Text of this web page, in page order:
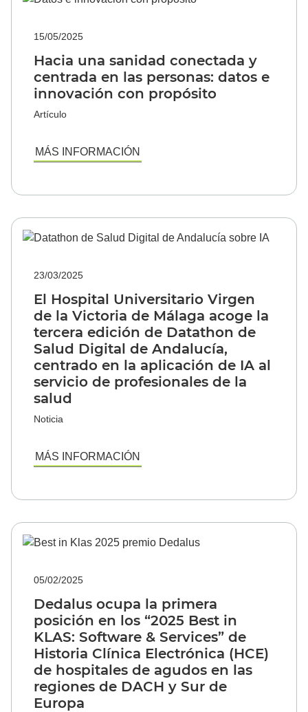
15/05/2025
Hacia una sanidad conectada y
centrada en las personas: datos e
innovación con propósito
Artículo
MÁS INFORMACIÓN
23/03/2025
El Hospital Universitario Virgen
de la Victoria de Málaga acoge la
tercera edición de Datathon de
Salud Digital de Andalucía,
centrado en la aplicación de IA al
servicio de profesionales de la
salud
Noticia
MÁS INFORMACIÓN
05/02/2025
Dedalus ocupa la primera
posición en los “2025 Best in
KLAS: Software & Services” de
Historia Clínica Electrónica (HCE)
de hospitales de agudos en las
regiones de DACH y Sur de
Europa